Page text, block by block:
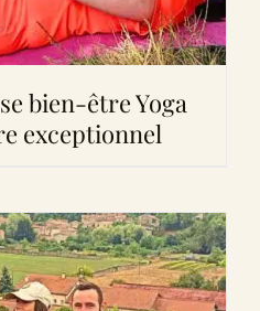
bien-être Yoga
exceptionnel